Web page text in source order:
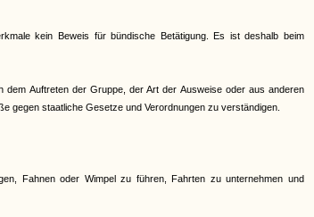
kein Beweis für bündische Betätigung. Es ist deshalb beim
Auftreten der Gruppe, der Art der Ausweise oder aus anderen
gegen staatliche Gesetze und Verordnungen zu verständigen.
Fahnen oder Wimpel zu führen, Fahrten zu unternehmen und